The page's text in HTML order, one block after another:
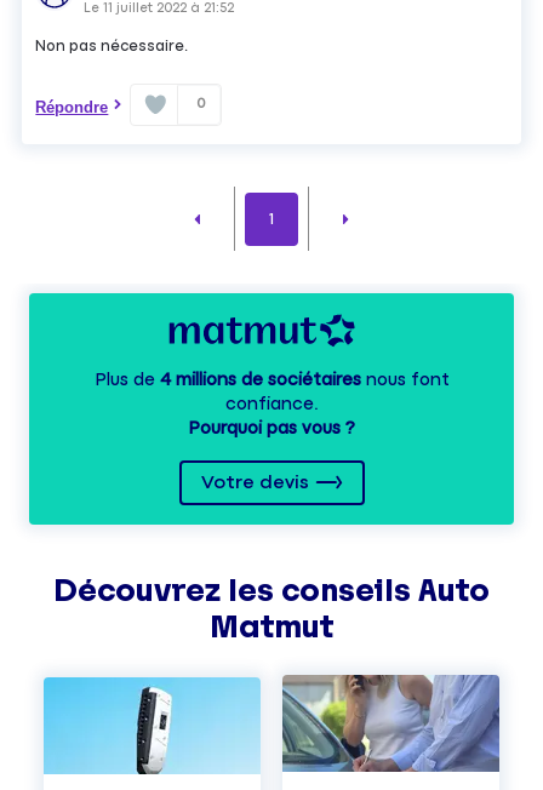
Le11 juillet 2022 à 21:52
Non pas nécessaire.
Répondre 0
1
Plus de 4 millions de sociétairesnous font
confiance.
Pourquoi pas vous ?
Votre devis
Découvrez les conseils Auto
Matmut